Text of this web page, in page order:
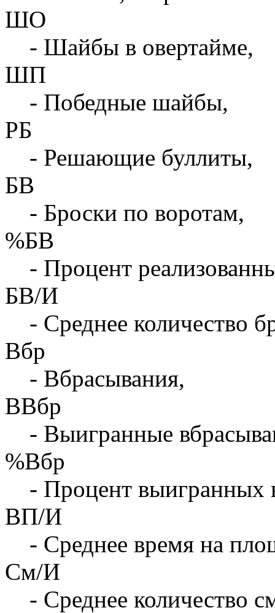
ШО
- Шайбы в овертайме,
ШП
- Победные шайбы,
РБ
- Решающие буллиты,
БВ
- Броски по воротам,
%БВ
- Процент
БВ/И
- Среднее количество
Вбр
- Вбрасывания,
ВВбр
- Выигранные
%Вбр
- Процент выигранных
ВП/И
- Среднее время на
См/И
- Среднее количество